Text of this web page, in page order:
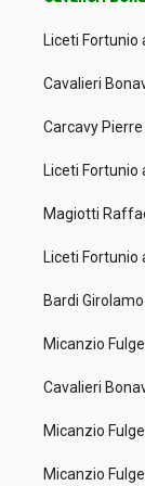
Liceti Fortunio
Cavalieri
Carcavy Pierre
Liceti Fortunio
Magiotti
Liceti Fortunio
Bardi
Micanzio
Cavalieri
Micanzio
Micanzio